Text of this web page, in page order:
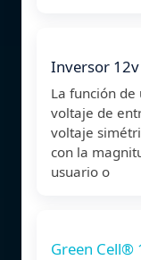
Inversor 12v
La función
voltaje de
voltaje
con la
usuario o
Green Cell®